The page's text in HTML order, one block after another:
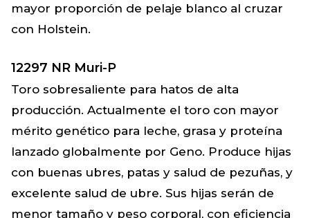
mayor proporción de pelaje blanco al cruzar
con Holstein.
12297 NR Muri-P
Toro sobresaliente para hatos de alta
producción. Actualmente el toro con mayor
mérito genético para leche, grasa y proteína
lanzado globalmente por Geno. Produce hijas
con buenas ubres, patas y salud de pezuñas, y
excelente salud de ubre. Sus hijas serán de
menor tamaño y peso corporal, con eficiencia